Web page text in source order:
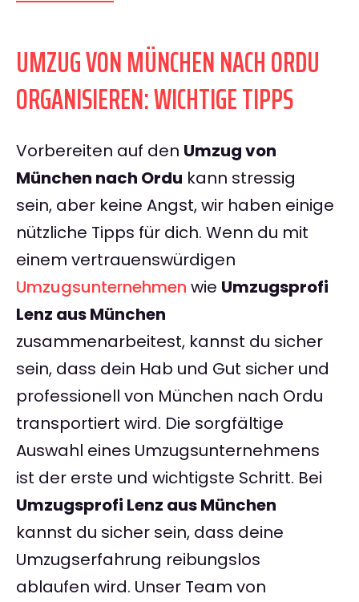
UMZUG VON MÜNCHEN NACH ORDU
ORGANISIEREN: WICHTIGE TIPPS
Vorbereiten auf den Umzug von
München nach Ordu kann stressig
sein, aber keine Angst, wir haben einige
nützliche Tipps für dich. Wenn du mit
einem vertrauenswürdigen
Umzugsunternehmen wie Umzugsprofi
Lenz aus München
zusammenarbeitest, kannst du sicher
sein, dass dein Hab und Gut sicher und
professionell von München nach Ordu
transportiert wird. Die sorgfältige
Auswahl eines Umzugsunternehmens
ist der erste und wichtigste Schritt. Bei
Umzugsprofi Lenz aus München
kannst du sicher sein, dass deine
Umzugserfahrung reibungslos
ablaufen wird. Unser Team von